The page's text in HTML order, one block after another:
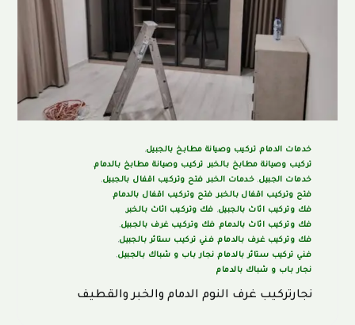
خدمات الدمام, تركيب وصيانة مطابخ بالجبيل,
تركيب وصيانة مطابخ بالخبر, تركيب وصيانة مطابخ بالدمام,
خدمات الجبيل, خدمات الخبر, فتح وتركيب اقفال بالجبيل,
فتح وتركيب اقفال بالخبر, فتح وتركيب اقفال بالدمام,
فك وتركيب اثاث بالجبيل, فك وتركيب اثاث بالخبر,
فك وتركيب اثاث بالدمام, فك وتركيب غرف بالجبيل,
فك وتركيب غرف بالدمام, فني تركيب ستائر بالجبيل,
فني تركيب ستائر بالدمام, نجار باب و شباك بالجبيل,
نجار باب و شباك بالدمام
نجارتركيب غرف النوم الدمام والخبر والقطيف